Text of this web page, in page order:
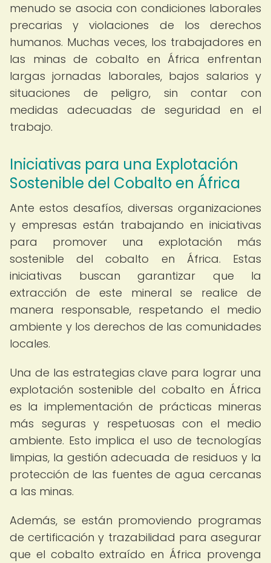
menudo se asocia con condiciones laborales
precarias y violaciones de los derechos
humanos. Muchas veces, los trabajadores en
las minas de cobalto en África enfrentan
largas jornadas laborales, bajos salarios y
situaciones de peligro, sin contar con
medidas adecuadas de seguridad en el
trabajo.
Iniciativas para una Explotación
Sostenible del Cobalto en África
Ante estos desafíos, diversas organizaciones
y empresas están trabajando en iniciativas
para promover una explotación más
sostenible del cobalto en África. Estas
iniciativas buscan garantizar que la
extracción de este mineral se realice de
manera responsable, respetando el medio
ambiente y los derechos de las comunidades
locales.
Una de las estrategias clave para lograr una
explotación sostenible del cobalto en África
es la implementación de prácticas mineras
más seguras y respetuosas con el medio
ambiente. Esto implica el uso de tecnologías
limpias, la gestión adecuada de residuos y la
protección de las fuentes de agua cercanas
a las minas.
Además, se están promoviendo programas
de certificación y trazabilidad para asegurar
que el cobalto extraído en África provenga